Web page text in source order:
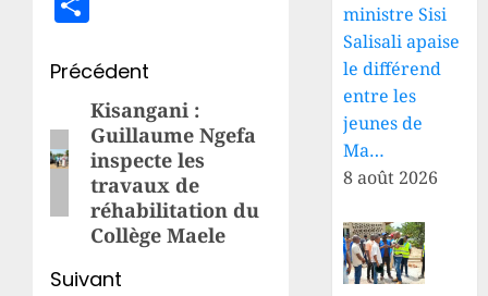
Navigation
d’article
Précédent
Article
précédent:
Kisangani :
Guillaume Ngefa
inspecte les
travaux de
réhabilitation du
Collège Maele
Suivant
ministre Sisi
Salisali apaise
le différend
entre les
jeunes de
Ma…
8 août 2026